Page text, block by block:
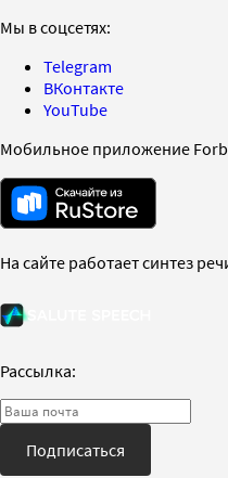
Мы в соцсетях:
Telegram
ВКонтакте
YouTube
Мобильное приложение
На сайте работает синтез
Рассылка:
Подписаться